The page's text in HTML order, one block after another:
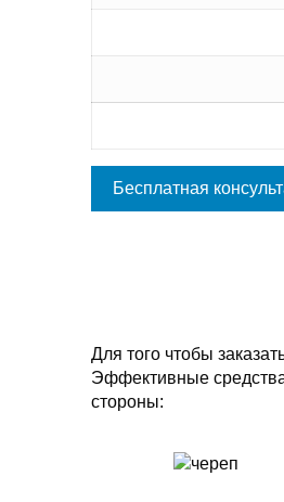
Бесплатная
Для того чтобы
Эффективные
стороны: